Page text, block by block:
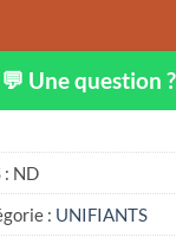
💬 Une question
: ND
: UNIFIANTS